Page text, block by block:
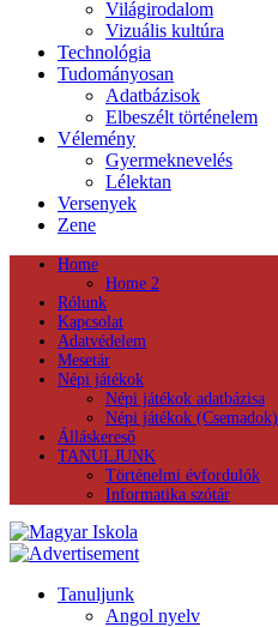
Világirodalom
Vizuális kultúra
Technológia
Tudományosan
Adatbázisok
Elbeszélt történelem
Vélemény
Gyermeknevelés
Lélektan
Versenyek
Zene
Home
Home 2
Rólunk
Kapcsolat
Adatvédelem
Mesetár
Népi játékok
Népi játékok adatbázisa
Népi játékok (Csemadok)
Álláskereső
TANULJUNK
Történelmi évfordulók
Informatika szótár
Tanuljunk
Angol nyelv